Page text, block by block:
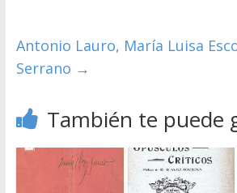
Antonio Lauro, María Luisa
Serrano →
También te puede